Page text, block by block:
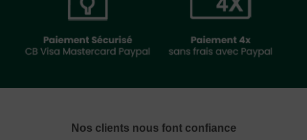
Nos clients nous font confiance